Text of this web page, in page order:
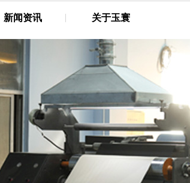
新闻资讯 关于玉寰